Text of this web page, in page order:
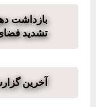
بازداشت
تشدید
آخرین